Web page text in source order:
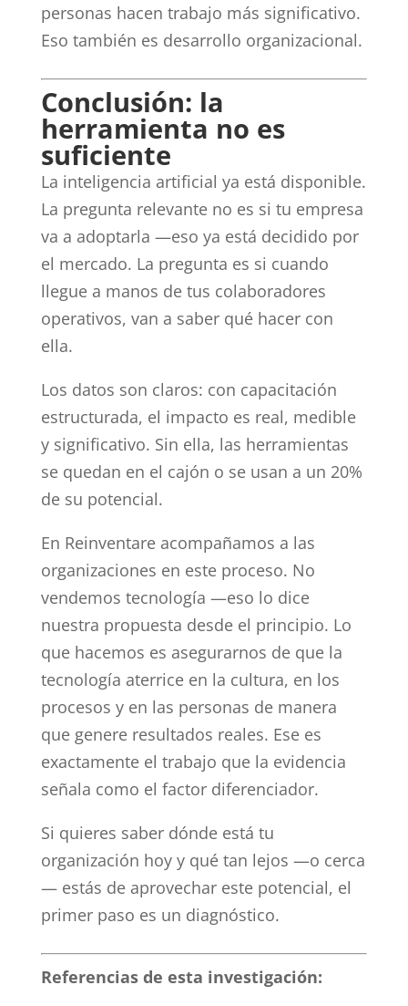
personas hacen trabajo más significativo.
Eso también es desarrollo organizacional.
Conclusión: la
herramienta no es
suficiente
La inteligencia artificial ya está disponible.
La pregunta relevante no es si tu empresa
va a adoptarla —eso ya está decidido por
el mercado. La pregunta es si cuando
llegue a manos de tus colaboradores
operativos, van a saber qué hacer con
ella.
Los datos son claros: con capacitación
estructurada, el impacto es real, medible
y significativo. Sin ella, las herramientas
se quedan en el cajón o se usan a un 20%
de su potencial.
En Reinventare acompañamos a las
organizaciones en este proceso. No
vendemos tecnología —eso lo dice
nuestra propuesta desde el principio. Lo
que hacemos es asegurarnos de que la
tecnología aterrice en la cultura, en los
procesos y en las personas de manera
que genere resultados reales. Ese es
exactamente el trabajo que la evidencia
señala como el factor diferenciador.
Si quieres saber dónde está tu
organización hoy y qué tan lejos —o cerca
— estás de aprovechar este potencial, el
primer paso es un diagnóstico.
Referencias de esta investigación: